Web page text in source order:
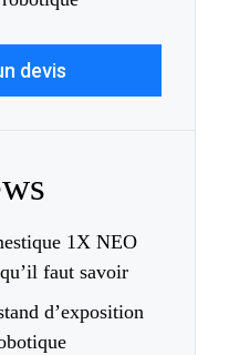
devis
1X NEO
faut savoir
d’exposition